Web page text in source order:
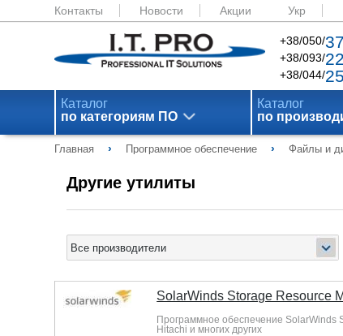
Контакты Новости Акции Укр
+38/050/
+38/093/
+38/044/
Каталог
по категориям ПО
Каталог
по
Главная › Программное обеспечение › Файлы и
Другие утилиты
SolarWinds Storage Resource
Программное обеспечение SolarWinds
Hitachi и многих других